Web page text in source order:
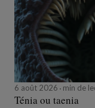
6 août 2026 min de
Ténia ou taenia